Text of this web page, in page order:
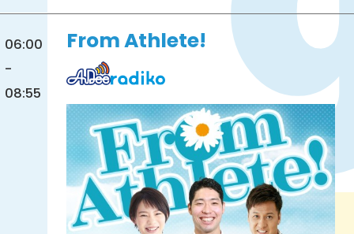
06:00
-
08:55
From Athlete!